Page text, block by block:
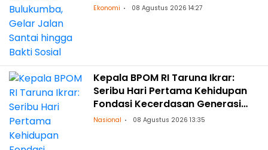
Ekonomi 08 Agustus 2026 14:27
Kepala BPOM RI Taruna Ikrar:
Seribu Hari Pertama Kehidupan
Fondasi Kecerdasan Generasi
Masa Depan
Nasional 08 Agustus 2026 13:35